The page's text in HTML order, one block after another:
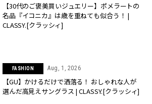
【30代のご褒美買いジュエリー】ポメラートの
名品『イコニカ』は歳を重ねても似合う！ |
CLASSY.[クラッシィ]
FASHION Aug, 1, 2026
【GU】かけるだけで洒落る！ おしゃれな人が
選んだ高見えサングラス | CLASSY.[クラッシィ]